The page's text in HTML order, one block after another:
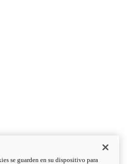
se guarden en su dispositivo para